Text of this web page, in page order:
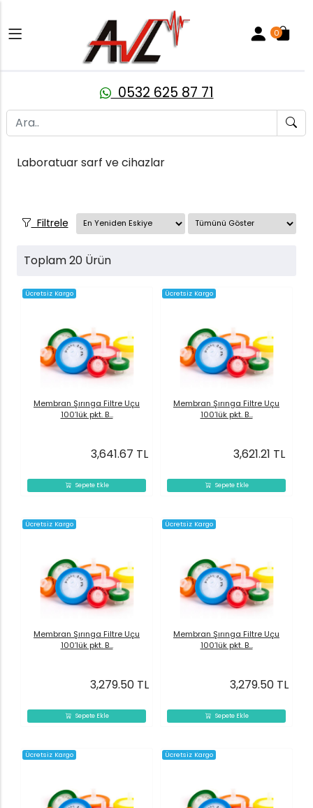
0
0532 625 87 71
Laboratuar sarf ve cihazlar
Filtrele
Toplam 20 Ürün
Ücretsiz Kargo
Sepete Ekle
Membran Şırınga Filtre Uçu
100’lük pkt. B...
3,641.67 TL
Ücretsiz Kargo
Sepete Ekle
Membran Şırınga Filtre Uçu
100’lük pkt. B...
3,621.21 TL
Ücretsiz Kargo
Sepete Ekle
Membran Şırınga Filtre Uçu
100’lük pkt. B...
3,279.50 TL
Ücretsiz Kargo
Sepete Ekle
Membran Şırınga Filtre Uçu
100’lük pkt. B...
3,279.50 TL
Ücretsiz Kargo Ücretsiz Kargo